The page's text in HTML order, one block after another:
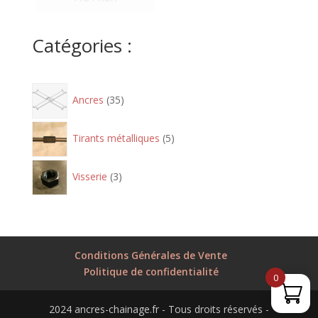
Catégories :
Ancres 35
produits
Tirants métalliques 5
produits
Visserie 3
produits
Conditions Générales de Vente
Politique de confidentialité
2024 ancres-chainage.fr - Tous droits réservés -
0